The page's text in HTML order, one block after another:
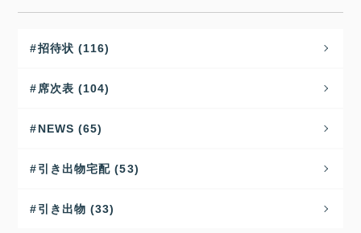
招待状 (116)
席次表 (104)
NEWS (65)
引き出物宅配 (53)
引き出物 (33)